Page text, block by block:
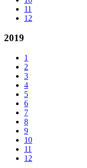
11
12
2019
1
2
3
4
5
6
7
8
9
10
11
12